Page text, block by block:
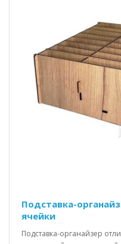
Подставка-
ячейки
Подставка-органайзер